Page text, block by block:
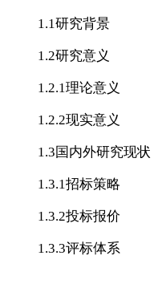
1.1研究背景
1.2研究意义
1.2.1理论意义
1.2.2现实意义
1.3国内外研究现状
1.3.1招标策略
1.3.2投标报价
1.3.3评标体系